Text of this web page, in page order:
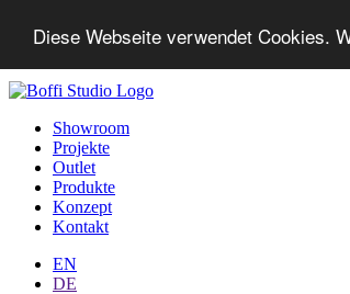
Diese Webseite verwendet Cookies.
Showroom
Projekte
Outlet
Produkte
Konzept
Kontakt
EN
DE